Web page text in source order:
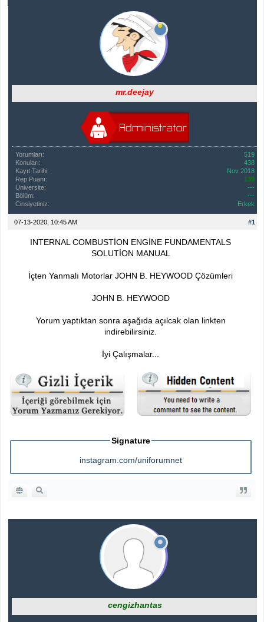
mr.deejay
Yorumları:
519
Konuları:
438
Kayıt Tarihi:
Nov 2018
Rep Puanı:
139
Üniversite:
---
Bölüm:
---
Cinsiyetiniz:
Erkek
#1
07-13-2020, 10:45 AM
INTERNAL COMBUSTİON ENGİNE FUNDAMENTALS
SOLUTİON MANUAL
İçten Yanmalı Motorlar JOHN B. HEYWOOD Çözümleri
JOHN B. HEYWOOD
Yorum yaptıktan sonra aşağıda açılcak olan linkten
indirebilirsiniz.
İyi Çalışmalar...
Signature
instagram.com/uniforumnet
cengizhantas